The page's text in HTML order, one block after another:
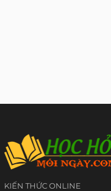
KIẾN THỨC ONLINE